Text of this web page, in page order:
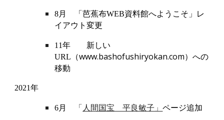
8月 「芭蕉布WEB資料館へようこそ 」 レ
イアウト変更
11年 新しい
URL
（www.bashofushiryokan.com）への
移動
2021年
6月 「 人間国宝 平良敏子」ページ追加